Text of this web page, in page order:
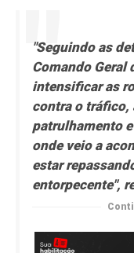
"Seguindo as
Comando Geral
intensificar as
contra o tráfico,
patrulhamento
onde veio a
estar
entorpecente",